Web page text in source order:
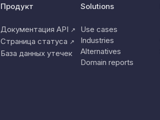
Продукт
Документация API ↗
Страница статуса ↗
База данных утечек
Solutions
Use cases
Industries
Alternatives
Domain reports